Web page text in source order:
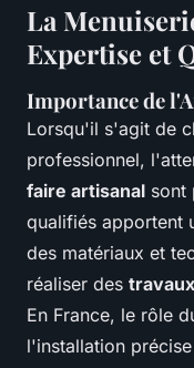
La
Expertise et
Importance de
Lorsqu'il s'agit de
professionnel,
faire artisanal sont
qualifiés apportent
des matériaux et
réaliser des
En France, le rôle
l'installation